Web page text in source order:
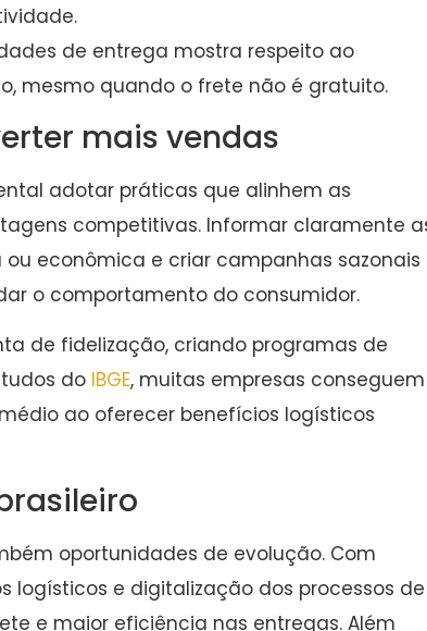
de entrega mostra respeito ao
mesmo quando o frete não é gratuito.
mais vendas
adotar práticas que alinhem as
competitivas. Informar claramente
econômica e criar campanhas sazonais
o comportamento do consumidor.
de fidelização, criando programas de
do IBGE, muitas empresas conseguem
ao oferecer benefícios logísticos
oportunidades de evolução. Com
logísticos e digitalização dos processos de
e maior eficiência nas entregas. Além